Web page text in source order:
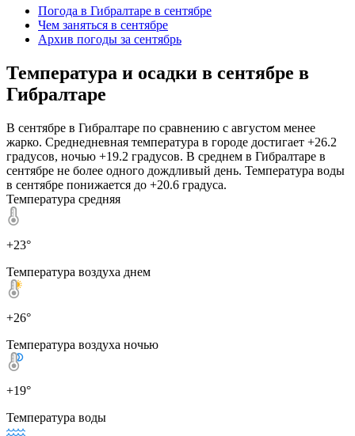
Погода в Гибралтаре в сентябре
Чем заняться в сентябре
Архив погоды за сентябрь
Температура и осадки в сентябре в
Гибралтаре
В сентябре в Гибралтаре по сравнению с августом менее
жарко. Среднедневная температура в городе достигает +26.2
градусов, ночью +19.2 градусов. В среднем в Гибралтаре в
сентябре не более одного дождливый день. Температура воды
в сентябре понижается до +20.6 градуса.
Температура средняя
+23°
Температура воздуха днем
+26°
Температура воздуха ночью
+19°
Температура воды